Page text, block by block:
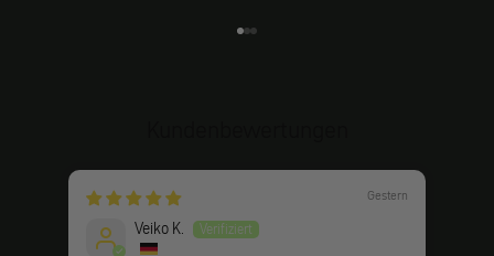
Gestern
Veiko K.